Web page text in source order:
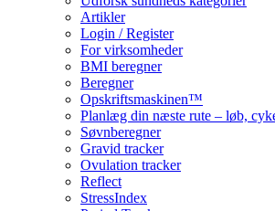
Artikler
Login / Register
For virksomheder
BMI beregner
Beregner
Opskriftsmaskinen™
Planlæg din næste rute – løb,
Søvnberegner
Gravid tracker
Ovulation tracker
Reflect
StressIndex